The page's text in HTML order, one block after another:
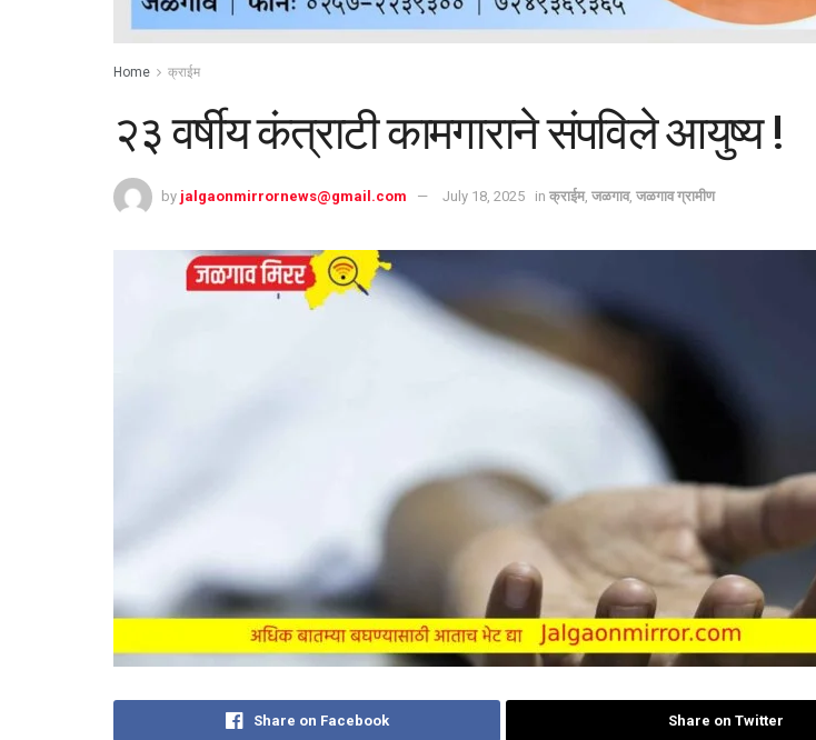
Home क्राईम
२३ वर्षीय कंत्राटी कामगाराने संपविले आयुष्य !
by jalgaonmirrornews@gmail.com July 18, 2025 in क्राईम, जळगाव, जळगाव ग्रामीण
Share on Facebook Share on Twitter